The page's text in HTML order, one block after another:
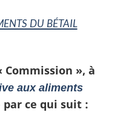
du bétail
Commission », à
aux aliments
ce qui suit :